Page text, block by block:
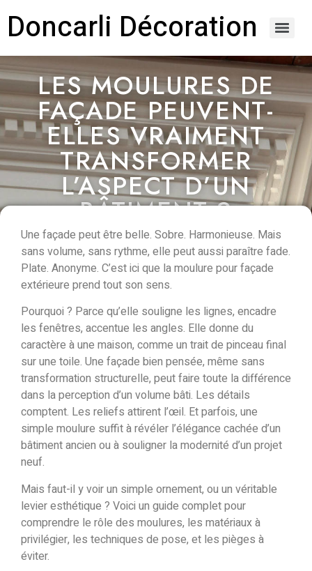
Doncarli Décoration
LES MOULURES DE
FAÇADE PEUVENT-
ELLES VRAIMENT
TRANSFORMER
L’ASPECT D’UN
BÂTIMENT ?
Une façade peut être belle. Sobre. Harmonieuse. Mais
sans volume, sans rythme, elle peut aussi paraître fade.
Plate. Anonyme. C’est ici que la moulure pour façade
extérieure prend tout son sens.
Pourquoi ? Parce qu’elle souligne les lignes, encadre
les fenêtres, accentue les angles. Elle donne du
caractère à une maison, comme un trait de pinceau final
sur une toile. Une façade bien pensée, même sans
transformation structurelle, peut faire toute la différence
dans la perception d’un volume bâti. Les détails
comptent. Les reliefs attirent l’œil. Et parfois, une
simple moulure suffit àrévéler l’élégance cachée d’un
bâtiment ancien ou à souligner la modernité d’un projet
neuf.
Mais faut-il y voir un simple ornement, ou un véritable
levier esthétique ? Voici un guide complet pour
comprendre le rôle des moulures, les matériaux à
privilégier, les techniques de pose, et les pièges à
éviter.